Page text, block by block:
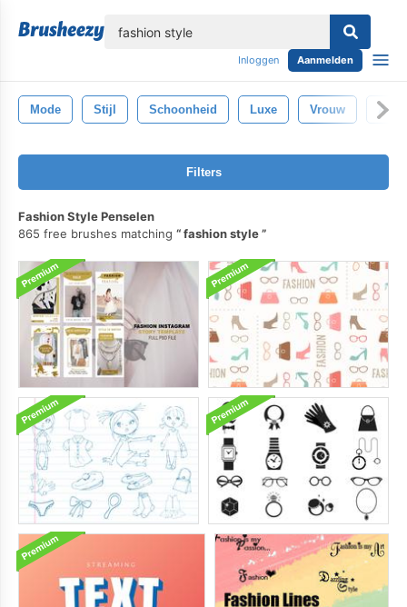
Inloggen Aanmelden
Mode Stijl Schoonheid Luxe Vrouw
Filters
Fashion Style Penselen
865 free brushes matching
fashion style